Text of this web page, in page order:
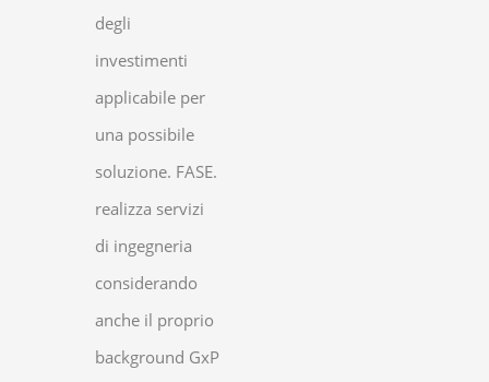
degli
investimenti
applicabile per
una possibile
soluzione. FASE.
realizza servizi
di ingegneria
considerando
anche il proprio
background GxP